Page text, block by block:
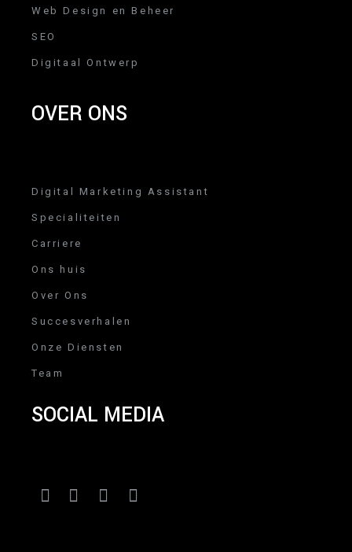
Web Design en Beheer
SEO
Digitaal Ontwerp
OVER ONS
Digital Marketing Assistant
Specialiteiten
Carriere
Ons huis
Over Ons
Succesverhalen
Onze Diensten
Team
SOCIAL MEDIA